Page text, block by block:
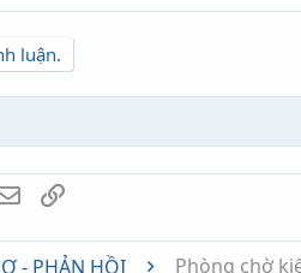
luận.
Email
- PHẢN HỒI Phòng chờ